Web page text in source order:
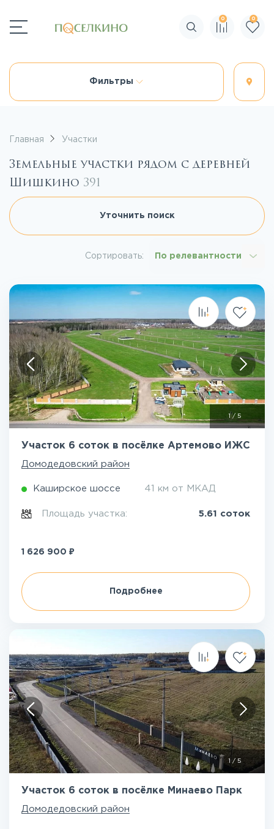
Поиск по сайту
0 0
Фильтры
Главная Участки
Земельные участки рядом с деревней
Шишкино 391
Уточнить поиск
Сортировать: По релевантности
1 / 5
Участок 6 соток в посёлке Артемово ИЖС
Домодедовский район
Каширское шоссе 41 км от МКАД
Площадь участка: 5.61 соток
1 626 900 ₽
Подробнее
1 / 5
Участок 6 соток в посёлке Минаево Парк
Домодедовский район